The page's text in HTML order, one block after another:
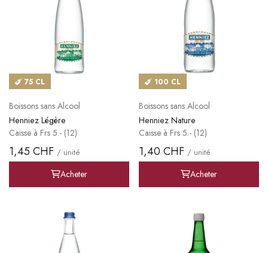
75 CL
Boissons sans Alcool
Henniez Légère
Caisse à Frs 5.- (12)
1,45 CHF / unité
Acheter
100 CL
Boissons sans Alcool
Henniez Nature
Caisse à Frs 5.- (12)
1,40 CHF / unité
Acheter